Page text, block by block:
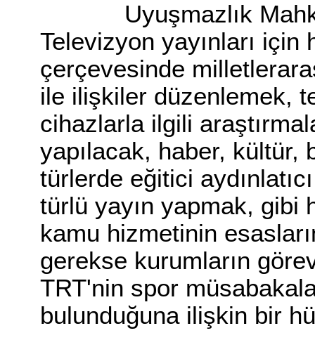
Uyuşmazlık
Televizyon yayınları
çerçevesinde
ile ilişkiler düzenlemek,
cihazlarla ilgili
yapılacak, haber, kültür,
türlerde eğitici
türlü yayın yapmak, gibi
kamu hizmetinin
gerekse kurumların
TRT'nin spor
bulunduğuna ilişkin bir